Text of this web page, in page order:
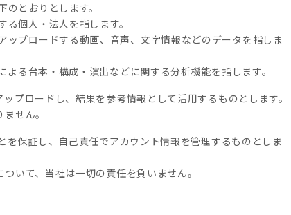
とおりとします。
る個人・法人を指します。
ップロードする動画、音声、文字情報などのデータを指しま
よる台本・構成・演出などに関する分析機能を指します。
プロードし、結果を参考情報として活用するものとします。
せん。
保証し、自己責任でアカウント情報を管理するものとしま
いて、当社は一切の責任を負いません。